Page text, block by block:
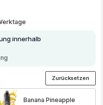
5 Sternen
innerhalb
Banana Pineapple
Zurücksetzen